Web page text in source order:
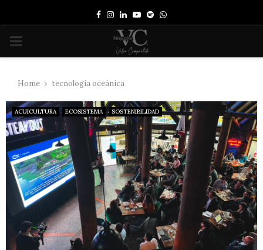
Facebook
Instagram
LinkedinYoutube
SpotifyWhatsapp
PRIMARY
Home tecnología oceánica
ACUICULTURA ECOSISTEMA SOSTENIBILIDAD